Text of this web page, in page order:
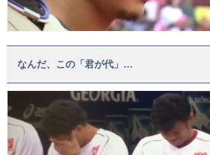
なんだ、この「君が代」…